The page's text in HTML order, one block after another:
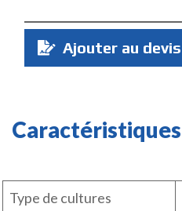
Quantité
Ajouter au devis
Caractéristiques
Type de cultures